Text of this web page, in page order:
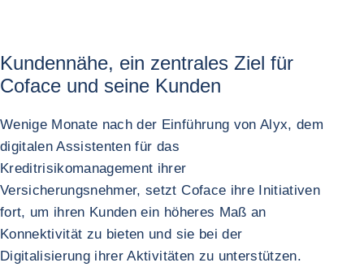
Kundennähe, ein zentrales Ziel für
Coface und seine Kunden
Wenige Monate nach der Einführung von Alyx, dem
digitalen Assistenten für das
Kreditrisikomanagement ihrer
Versicherungsnehmer, setzt Coface ihre Initiativen
fort, um ihren Kunden ein höheres Maß an
Konnektivität zu bieten und sie bei der
Digitalisierung ihrer Aktivitäten zu unterstützen.